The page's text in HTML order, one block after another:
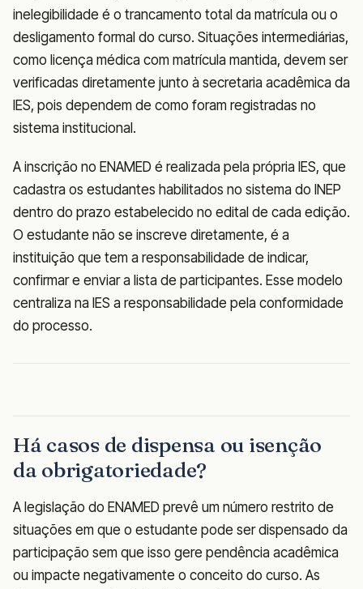
inelegibilidade é o trancamento total da matrícula ou o
desligamento formal do curso. Situações intermediárias,
como licença médica com matrícula mantida, devem ser
verificadas diretamente junto à secretaria acadêmica da
IES, pois dependem de como foram registradas no
sistema institucional.
A inscrição no ENAMED é realizada pela própria IES, que
cadastra os estudantes habilitados no sistema do INEP
dentro do prazo estabelecido no edital de cada edição.
O estudante não se inscreve diretamente, é a
instituição que tem a responsabilidade de indicar,
confirmar e enviar a lista de participantes. Esse modelo
centraliza na IES a responsabilidade pela conformidade
do processo.
Há casos de dispensa ou isenção
da obrigatoriedade?
A legislação do ENAMED prevê um número restrito de
situações em que o estudante pode ser dispensado da
participação sem que isso gere pendência acadêmica
ou impacte negativamente o conceito do curso. As